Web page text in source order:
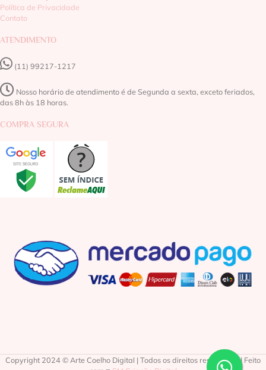
Política de Privacidade
Contato
ATENDIMENTO
(11) 99217-1217‬
Nosso horário de atendimento é de Segunda a sexta, exceto feriados,
das 8h às 18 horas.
COMPRA SEGURA
Copyright 2024 © Arte Coelho Digital | Todos os direitos reservados | Feito